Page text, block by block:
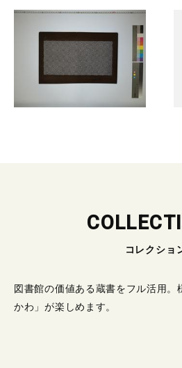
コレクショ
図書館の価値ある蔵書をフル活用。
かわ」が楽しめます。